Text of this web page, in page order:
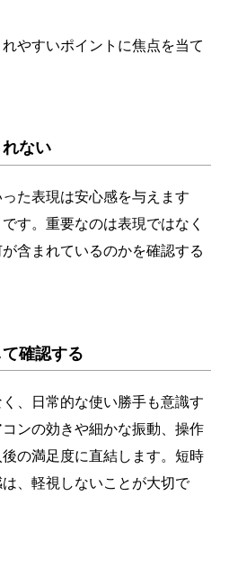
やすいポイントに焦点を当て
ない
た表現は安心感を与えます
す。重要なのは表現ではなく
含まれているのかを確認する
確認する
、日常的な使い勝手も意識す
ンの効きや細かな振動、操作
の満足度に直結します。短時
、軽視しないことが大切で